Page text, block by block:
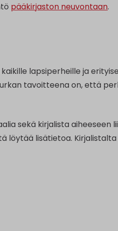
pääkirjaston neuvontaan.
lapsiperheille ja
tavoitteena on, että
sekä kirjalista aiheeseen
löytää lisätietoa.